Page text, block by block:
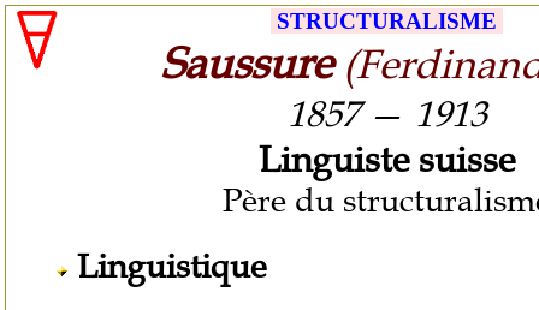
STRUCTURALISME
Saussure
1857— 1913
Linguiste suisse
Père du
Linguistique